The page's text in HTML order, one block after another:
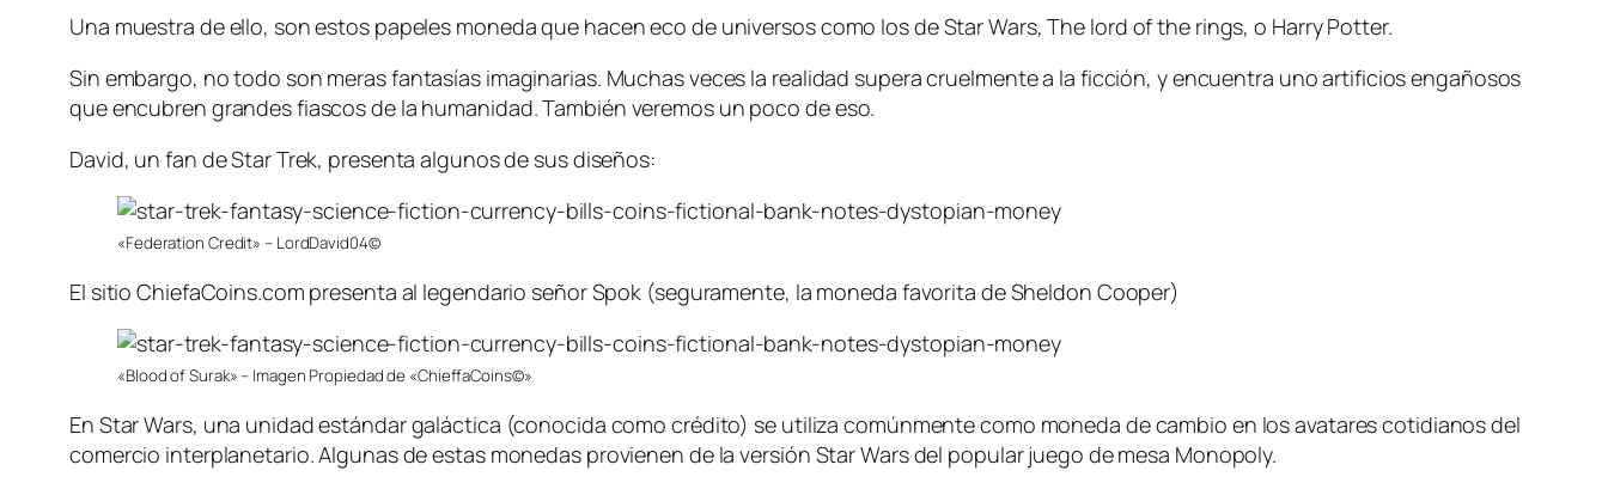
Una muestra de ello, son estos papeles moneda que hacen eco de universos como los de Star Wars, The lord of the rings, o Harry Potter.
Sin embargo, no todo son meras fantasías imaginarias. Muchas veces la realidad supera cruelmente a la ficción, y encuentra uno artificios engañosos
que encubren grandes fiascos de la humanidad. También veremos un poco de eso.
David, un fan de Star Trek, presenta algunos de sus diseños:
«Federation Credit» – LordDavid04©
El sitio ChiefaCoins.com presenta al legendario señor Spok (seguramente, la moneda favorita de Sheldon Cooper)
«Blood of Surak» – Imagen Propiedad de «ChieffaCoins©»
En Star Wars, una unidad estándar galáctica (conocida como crédito) se utiliza comúnmente como moneda de cambio en los avatares cotidianos del
comercio interplanetario. Algunas de estas monedas provienen de la versión Star Wars del popular juego de mesa Monopoly.